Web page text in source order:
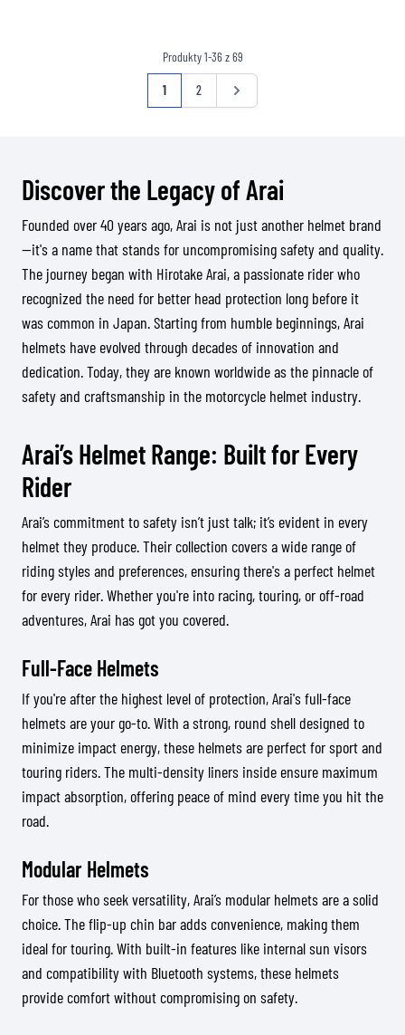
Produkty1-36z69
Strona
Aktualnie czytasz stronę
1 Strona
2 Strona
Discover the Legacy of Arai
Founded over 40 years ago, Arai is not just another helmet brand
—it's a name that stands for uncompromising safety and quality.
The journey began with Hirotake Arai, a passionate rider who
recognized the need for better head protection long before it
was common in Japan. Starting from humble beginnings, Arai
helmets have evolved through decades of innovation and
dedication. Today, they are known worldwide as the pinnacle of
safety and craftsmanship in the motorcycle helmet industry.
Arai’s Helmet Range: Built for Every
Rider
Arai’s commitment to safety isn’t just talk; it’s evident in every
helmet they produce. Their collection covers a wide range of
riding styles and preferences, ensuring there's a perfect helmet
for every rider. Whether you're into racing, touring, or off-road
adventures, Arai has got you covered.
Full-Face Helmets
If you're after the highest level of protection, Arai's full-face
helmets are your go-to. With a strong, round shell designed to
minimize impact energy, these helmets are perfect for sport and
touring riders. The multi-density liners inside ensure maximum
impact absorption, offering peace of mind every time you hit the
road.
Modular Helmets
For those who seek versatility, Arai’s modular helmets are a solid
choice. The flip-up chin bar adds convenience, making them
ideal for touring. With built-in features like internal sun visors
and compatibility with Bluetooth systems, these helmets
provide comfort without compromising on safety.